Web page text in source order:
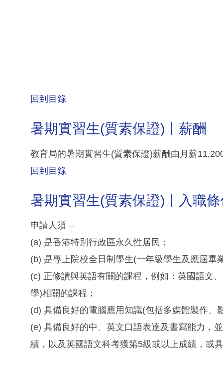
回到目錄
暑期實習生(質素保證)丨薪酬
教育局的暑期實習生(質素保證)薪酬由月薪
回到目錄
暑期實習生(質素保證)丨入職
申請人須 –
(a) 是香港特別行政區永久性居民；
(b) 是專上院校全日制學生(一年級學生及應屆畢
(c) 正修讀與英語有關的課程，例如：英國語文
學)相關的課程；
(d) 具備良好的電腦應用知識(包括多媒體製作、
(e) 具備良好的中、英文口語表達及書寫能力，
績，以及英國語文科考獲第5級或以上成績，或